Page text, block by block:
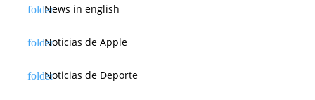
News in english
Noticias de Apple
Noticias de Deporte